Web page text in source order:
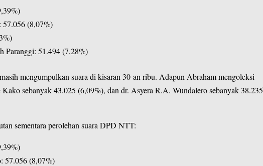
(8,07%)
Paranggi: 51.494 (7,28%)
mengumpulkan suara di kisaran 30-an ribu. Adapun Abraham mengoleksi
sebanyak 43.025 (6,09%), dan dr. Asyera R.A. Wundalero sebanyak 38.235
sementara perolehan suara DPD NTT:
57.056 (8,07%)